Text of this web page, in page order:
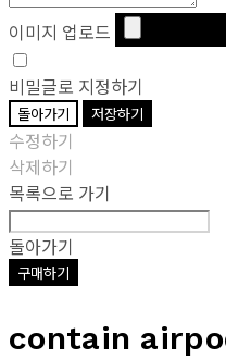
이미지 업로드
비밀글로 지정하기
돌아가기 저장하기
수정하기
삭제하기
목록으로 가기
돌아가기
구매하기
contain